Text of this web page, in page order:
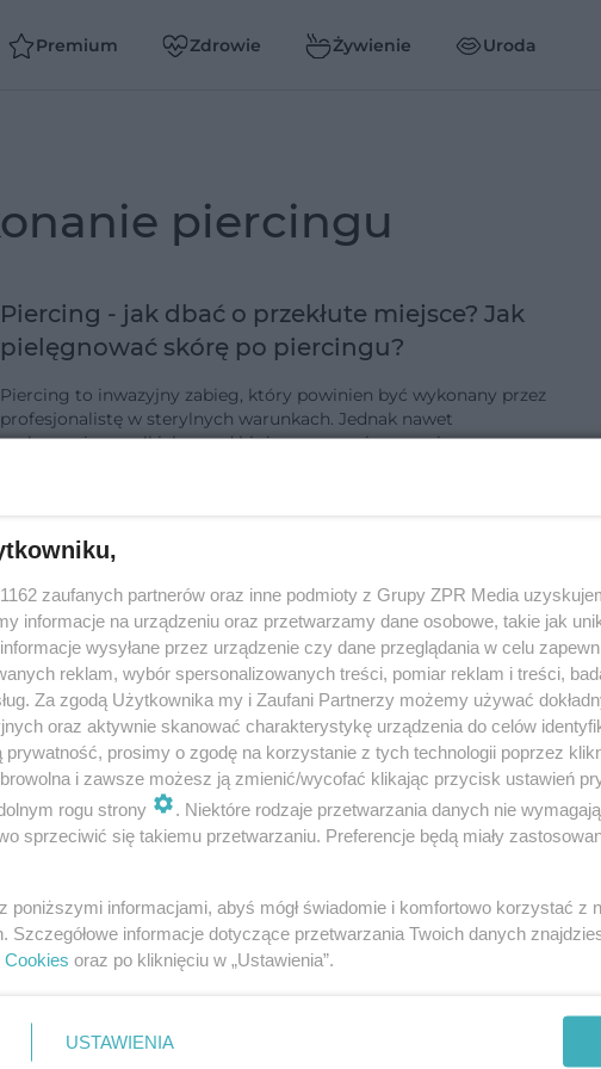
Premium Zdrowie Żywienie Uroda
piercingu
Piercing - jak dbać o przekłute miejsce? Jak
pielęgnować skórę po piercingu?
Piercing to inwazyjny zabieg, który powinien być wykonany przez
profesjonalistę w sterylnych warunkach. Jednak nawet
zachowanie wszelkich zasad higieny przez piercera nie
i nie zastępuje porady lekarskiej. Redakcja serwisu dokłada wszelkich
i wydawca serwisu nie ponoszą odpowiedzialności wynikającej z
zdrowotnych w rozumieniu art. 3 ust 1 ustawy o działalności leczniczej.
zaufanych partnerów oraz inne podmioty z Grupy ZPR Media
informacje na urządzeniu oraz przetwarzamy dane osobowe, takie jak
wysyłane przez urządzenie czy dane przeglądania w celu
reklam, wybór spersonalizowanych treści, pomiar reklam i treści,
Za zgodą Użytkownika my i Zaufani Partnerzy możemy używać
oraz aktywnie skanować charakterystykę urządzenia do celów
prywatność, prosimy o zgodę na korzystanie z tych technologii poprzez
i zawsze możesz ją zmienić/wycofać klikając przycisk ustawień
rogu strony
. Niektóre rodzaje przetwarzania danych nie
sprzeciwić się takiemu przetwarzaniu. Preferencje będą miały
poniższymi informacjami, abyś mógł świadomie i komfortowo korzystać z
Szczegółowe informacje dotyczące przetwarzania Twoich danych
Cookies oraz po kliknięciu w „Ustawienia”.
USTAWIENIA